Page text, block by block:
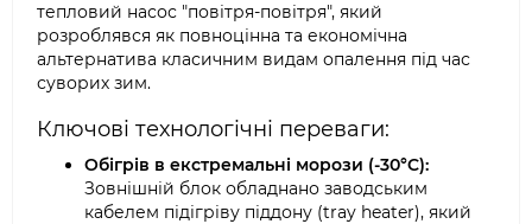
тепловий насос "повітря-повітря", який
розроблявся як повноцінна та економічна
альтернатива класичним видам опалення під час
суворих зим.
Ключові технологічні переваги:
Обігрів в екстремальні морози (-30°C):
Зовнішній блок обладнано заводським
кабелем підігріву піддону (tray heater), який